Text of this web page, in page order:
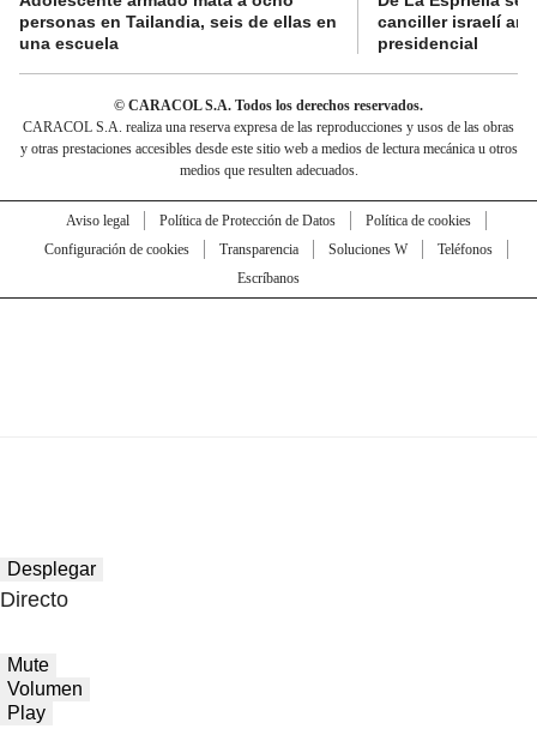
personas en Tailandia, seis de ellas en
una escuela
canciller israelí
presidencial
© CARACOL S.A. Todos los derechos reservados.
CARACOL S.A. realiza una reserva expresa de las reproducciones y usos de las obras
y otras prestaciones accesibles desde este sitio web a medios de lectura mecánica u otros
medios que resulten adecuados.
Aviso legal Política de Protección de Datos
Política de cookies
Configuración de cookies
Transparencia Soluciones W
Teléfonos
Escríbanos
Desplegar
Directo
Mute
Volumen
Play